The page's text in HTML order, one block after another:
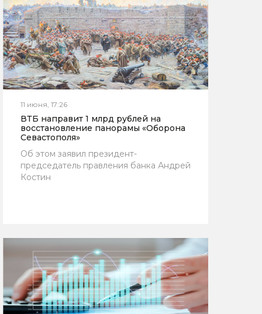
11 июня, 17:26
ВТБ направит 1 млрд рублей на
восстановление панорамы «Оборона
Севастополя»
Об этом заявил президент-
председатель правления банка Андрей
Костин